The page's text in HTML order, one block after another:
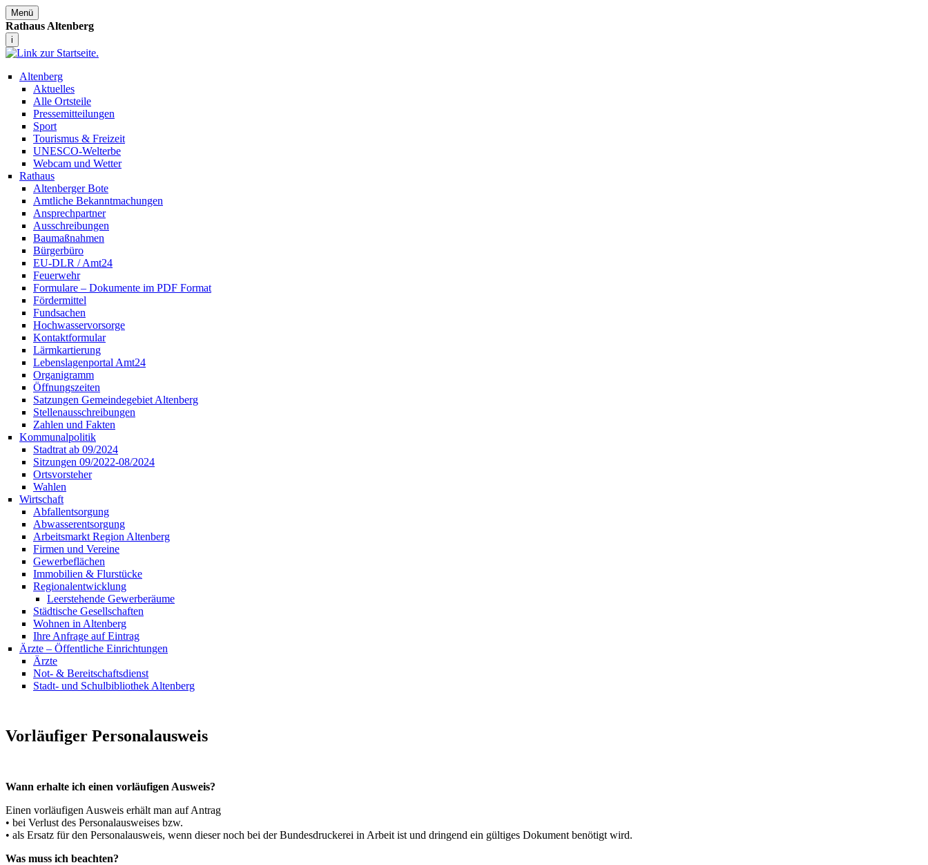
Menü
Rathaus Altenberg
i
Altenberg
Aktuelles
Alle Ortsteile
Pressemitteilungen
Sport
Tourismus & Freizeit
UNESCO-Welterbe
Webcam und Wetter
Rathaus
Altenberger Bote
Amtliche Bekanntmachungen
Ansprechpartner
Ausschreibungen
Baumaßnahmen
Bürgerbüro
EU-DLR / Amt24
Feuerwehr
Formulare – Dokumente im PDF Format
Fördermittel
Fundsachen
Hochwasservorsorge
Kontaktformular
Lärmkartierung
Lebenslagenportal Amt24
Organigramm
Öffnungszeiten
Satzungen Gemeindegebiet Altenberg
Stellenausschreibungen
Zahlen und Fakten
Kommunalpolitik
Stadtrat ab 09/2024
Sitzungen 09/2022-08/2024
Ortsvorsteher
Wahlen
Wirtschaft
Abfallentsorgung
Abwasserentsorgung
Arbeitsmarkt Region Altenberg
Firmen und Vereine
Gewerbeflächen
Immobilien & Flurstücke
Regionalentwicklung
Leerstehende Gewerberäume
Städtische Gesellschaften
Wohnen in Altenberg
Ihre Anfrage auf Eintrag
Ärzte – Öffentliche Einrichtungen
Ärzte
Not- & Bereitschaftsdienst
Stadt- und Schulbibliothek Altenberg
Vorläufiger Personalausweis
Wann erhalte ich einen vorläufigen Ausweis?
Einen vorläufigen Ausweis erhält man auf Antrag
• bei Verlust des Personalausweises bzw.
• als Ersatz für den Personalausweis, wenn dieser noch bei der Bundesdruckerei in Arbeit ist und dringend ein gültiges Dokument benötigt wird.
Was muss ich beachten?